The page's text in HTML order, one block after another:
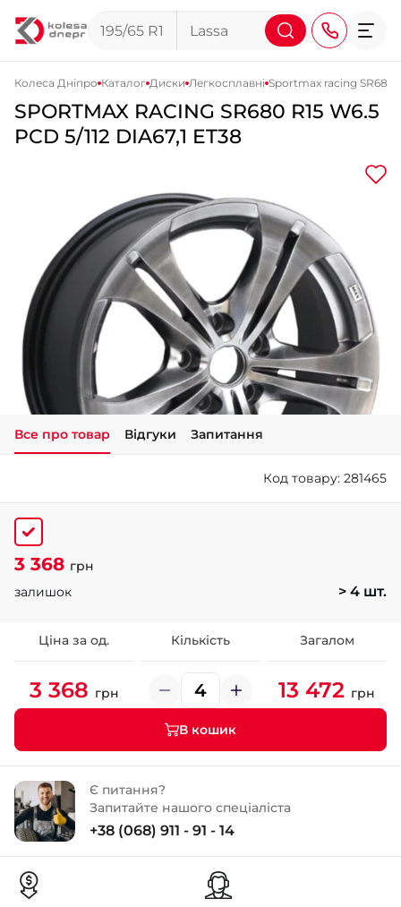
+38 (068) 911-911-4
+38 (095) 276-44-44
+38 (067) 911-14-14
- на Щепкіна
+38 (098) 911-911-0
- на Тополі
+38 (098) 911-911-4
- на Калиновій
+38 (077) 7-184-184
- Донецьке шосе
+38 (050)-911-911-2
+38 (099)-643-33-77
Колеса Дніпро Каталог Диски Легкосплавні Sportmax racing SR680
SPORTMAX RACING SR680 R15 W6.5
PCD 5/112 DIA67,1 ET38
Все про товар Відгуки Запитання
Код товару: 281465
3 368 грн
залишок
> 4 шт.
Ціна за од. Кількість Загалом
3 368 грн 13 472 грн
В кошик
Є питання?
Запитайте нашого спеціаліста
+38 (068) 911 - 91 - 14